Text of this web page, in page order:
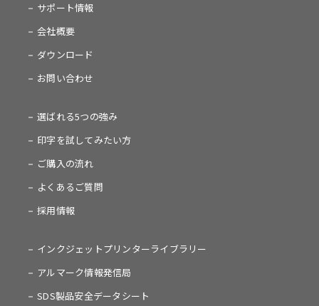
サポート情報
会社概要
ダウンロード
お問い合わせ
選ばれる5つの強み
印字を試してみたい方
ご購入の流れ
よくあるご質問
採用情報
インクジェットプリンターライブラリー
アルマーク情報発信局
SDS製品安全データシート